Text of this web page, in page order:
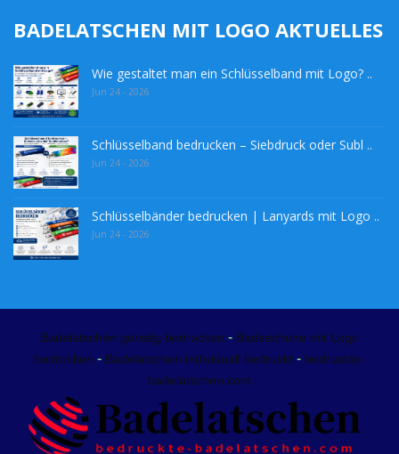
BADELATSCHEN MIT LOGO AKTUELLES
Wie gestaltet man ein Schlüsselband mit Logo? ..
Jun 24 - 2026
Schlüsselband bedrucken – Siebdruck oder Subl ..
Jun 24 - 2026
Schlüsselbänder bedrucken | Lanyards mit Logo ..
Jun 24 - 2026
Badelatschen günstig bedrucken - Badeschuhe mit Logo
bedrucken - Badelatschen individuell bedruckt - bedruckte-
badelatschen.com